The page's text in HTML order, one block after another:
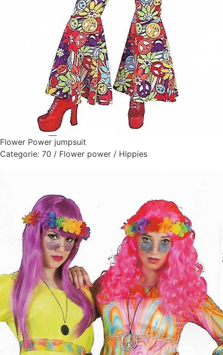
Flower Power jumpsuit
Categorie: 70 / Flower power / Hippies